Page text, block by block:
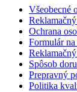
Všeobecné
Ochrana
Formulár
Spôsob
Prepravný
Politika